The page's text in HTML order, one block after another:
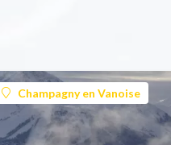
Champagny en Vanoise